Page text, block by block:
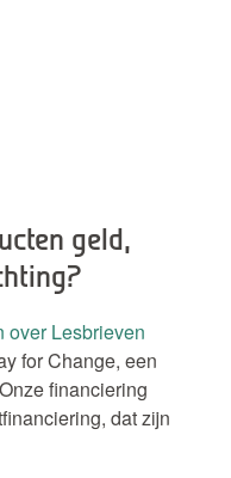
geld,
over Lesbrieven
for Change, een
financiering
dat zijn